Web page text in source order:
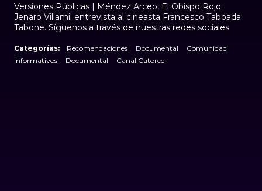
Versiones Públicas | Méndez Arceo, El Obispo Rojo
Jenaro Villamil entrevista al cineasta Francesco Taboada
Tabone. Síguenos a través de nuestras redes sociales
Categorías: Recomendaciones Documental
Comunidad
Informativos
Documental Canal Catorce